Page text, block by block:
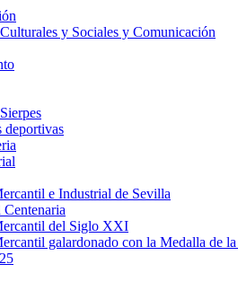
y Sociales y Comunicación
deportivas
e Industrial de Sevilla
del Siglo XXI
galardonado con la Medalla de